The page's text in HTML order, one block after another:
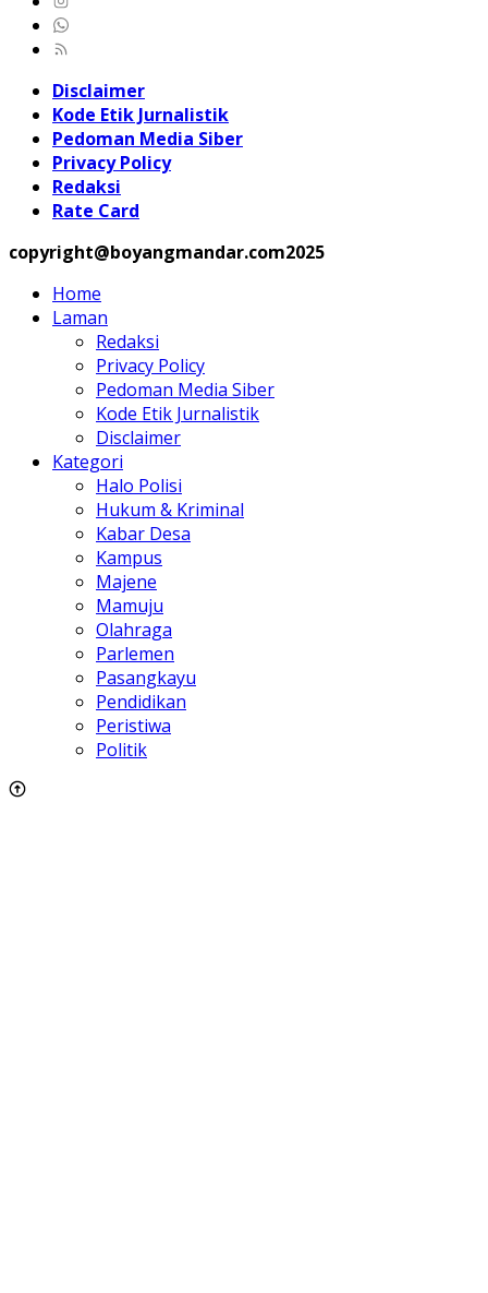
Disclaimer
Kode Etik Jurnalistik
Pedoman Media Siber
Privacy Policy
Redaksi
Rate Card
copyright@boyangmandar.com2025
Home
Laman
Redaksi
Privacy Policy
Pedoman Media Siber
Kode Etik Jurnalistik
Disclaimer
Kategori
Halo Polisi
Hukum & Kriminal
Kabar Desa
Kampus
Majene
Mamuju
Olahraga
Parlemen
Pasangkayu
Pendidikan
Peristiwa
Politik